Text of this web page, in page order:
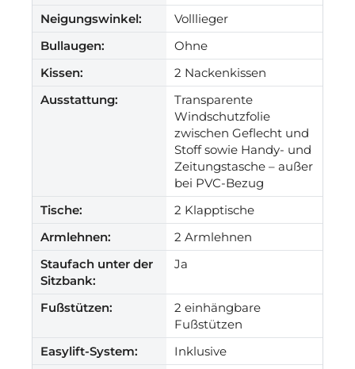
Neigungswinkel:
Volllieger
Bullaugen:
Ohne
Kissen:
2 Nackenkissen
Ausstattung:
Transparente
Windschutzfolie
zwischen Geflecht und
Stoff sowie Handy- und
Zeitungstasche – außer
bei PVC-Bezug
Tische:
2 Klapptische
Armlehnen:
2 Armlehnen
Staufach unter der
Sitzbank:
Ja
Fußstützen:
2 einhängbare
Fußstützen
Easylift-System:
Inklusive